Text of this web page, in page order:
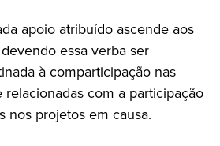
apoio atribuído ascende aos
essa verba ser
à comparticipação nas
com a participação
nos projetos em causa.